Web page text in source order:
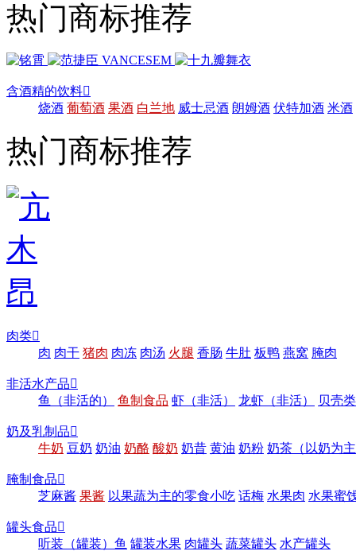
热门商标推荐
含酒精的饮料
烧酒 葡萄酒 果酒 白兰地 威士忌酒 朗姆酒 伏特加酒 米酒
热门商标推荐
肉类
肉 肉干 猪肉 肉冻 肉汤 火腿 香肠 牛肚 板鸭 燕窝 腌肉
非活水产品
鱼（非活的）
鱼制食品 虾（非活） 龙虾（非活） 贝壳
奶及乳制品
牛奶 豆奶 奶油 奶酪 酸奶 奶昔 黄油 奶粉 奶茶（以奶为
腌制食品
芝麻酱 果酱 以果蔬为主的零食小吃 话梅 水果肉 水果蜜
罐头食品
听装（罐装）鱼 罐装水果 肉罐头 蔬菜罐头 水产罐头